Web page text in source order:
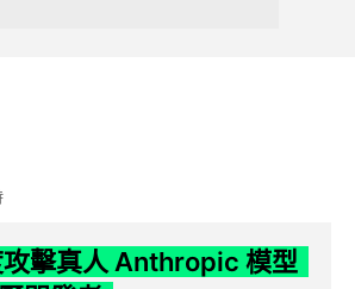
擊真人 Anthropic 模型